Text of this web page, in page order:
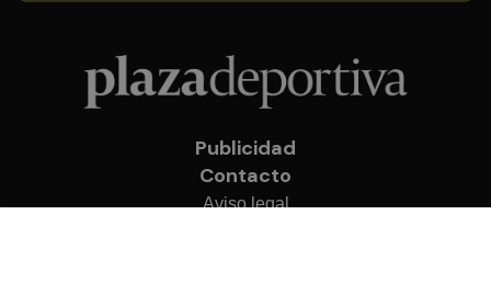
Publicidad
Contacto
Aviso legal